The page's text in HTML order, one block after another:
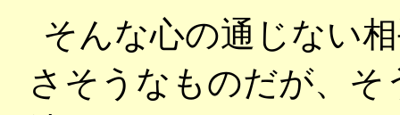
そんな心の通じない
さそうなものだが、